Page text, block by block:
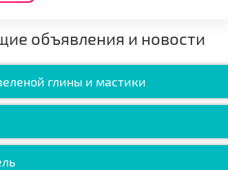
объявления и новости
глины и мастики